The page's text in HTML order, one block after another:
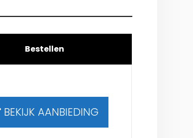
Bestellen
BEKIJK AANBIEDING